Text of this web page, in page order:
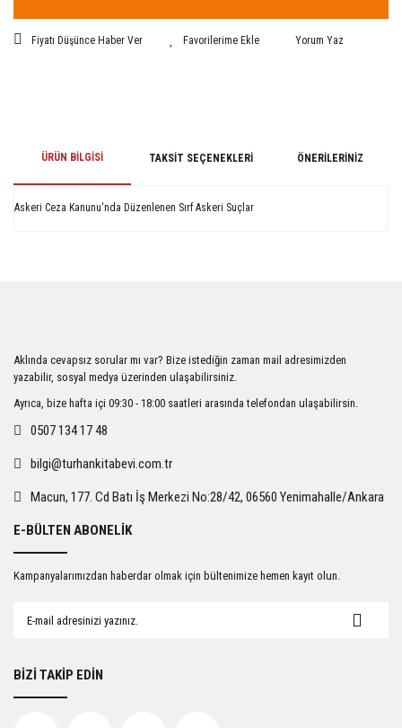
Fiyatı Düşünce Haber Ver Yorum Yaz
ÜRÜN BILGISI TAKSIT SEÇENEKLERI ÖNERILERINIZ
Askeri Ceza Kanunu'nda Düzenlenen Sırf Askeri Suçlar
Ürün açıklamasında eksik bilgiler bulunuyor.
Ürün bilgilerinde hatalar bulunuyor.
Ürün fiyatı diğer sitelerden daha pahalı.
Gönder
Aklında cevapsız sorular mı var? Bize istediğin zaman mail adresimizden
yazabilir, sosyal medya üzerinden ulaşabilirsiniz.
Ayrıca, bize hafta içi 09:30 - 18:00 saatleri arasında telefondan ulaşabilirsin.
0507 134 17 48
bilgi@turhankitabevi.com.tr
Macun, 177. Cd Batı İş Merkezi No:28/42, 06560 Yenimahalle/Ankara
E-BÜLTEN ABONELİK
Kampanyalarımızdan haberdar olmak için bültenimize hemen kayıt olun.
BİZİ TAKİP EDİN